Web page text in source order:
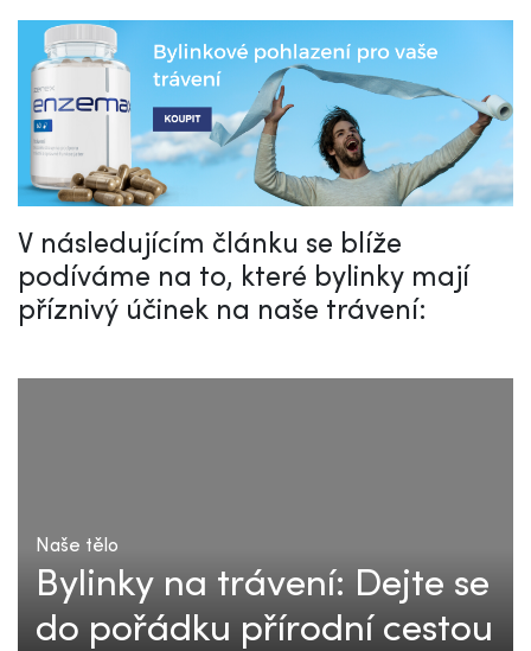
V následujícím článku se blíže
podíváme na to, které bylinky mají
příznivý účinek na naše trávení:
Naše tělo
Bylinky na trávení: Dejte se
do pořádku přírodní cestou